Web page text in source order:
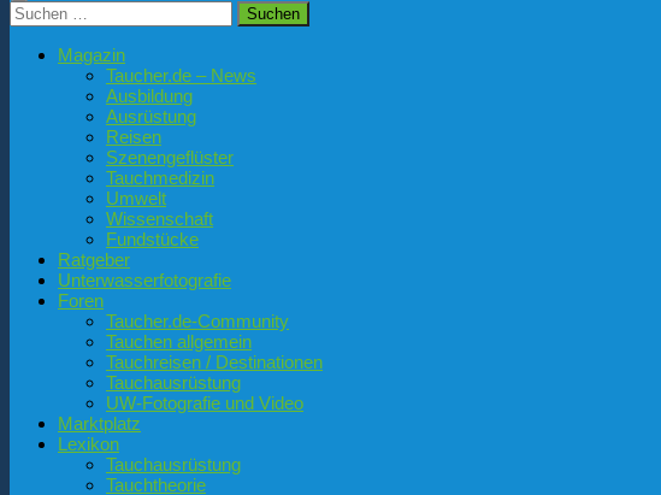
Suchen
nach:
Magazin
Taucher.de – News
Ausbildung
Ausrüstung
Reisen
Szenengeflüster
Tauchmedizin
Umwelt
Wissenschaft
Fundstücke
Ratgeber
Unterwasserfotografie
Foren
Taucher.de-Community
Tauchen allgemein
Tauchreisen / Destinationen
Tauchausrüstung
UW-Fotografie und Video
Marktplatz
Lexikon
Tauchausrüstung
Tauchtheorie